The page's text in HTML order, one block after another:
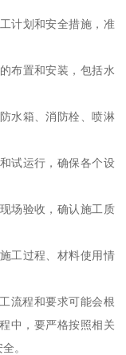
计划和安全措施，准
布置和安装，包括水
水箱、消防栓、喷淋
试运行，确保各个设
场验收，确认施工质
工过程、材料使用情
流程和要求可能会根
中，要严格按照相关
。